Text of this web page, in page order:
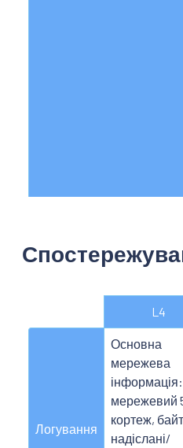
L4
Логування
Основна
мережева
інформація:
мережевий
кортеж,
надіслані/